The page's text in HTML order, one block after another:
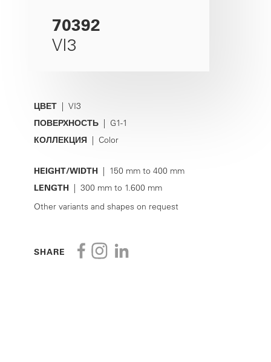
70392
VI3
ЦВЕТ | VI3
ПОВЕРХНОСТЬ | G1-1
КОЛЛЕКЦИЯ | Color
HEIGHT/WIDTH | 150 mm to 400 mm
LENGTH | 300 mm to 1.600 mm
Other variants and shapes on request
SHARE